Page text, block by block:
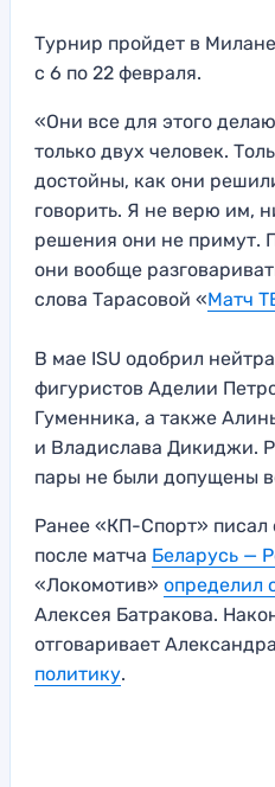
Турнир пройдет в
с 6 по 22 февраля.
«Они все для этого
только двух человек.
достойны, как они
говорить. Я не верю им,
решения они не
они вообще
слова Тарасовой «Матч
В мае ISU одобрил
фигуристов Аделии
Гуменника, а также
и Владислава Дикиджи.
пары не были допущены
Ранее «КП-Спорт» писал
после матча Беларусь —
«Локомотив» определил
Алексея Батракова.
отговаривает
политику.